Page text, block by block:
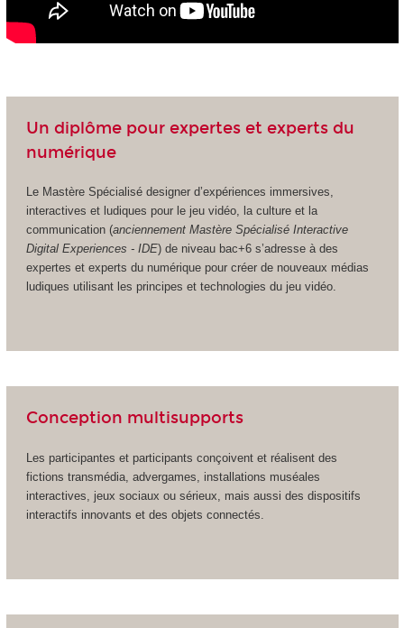
Un diplôme pour expertes et experts du
numérique
Le Mastère Spécialisé designer d’expériences immersives,
interactives et ludiques pour le jeu vidéo, la culture et la
communication (anciennement Mastère Spécialisé Interactive
Digital Experiences - IDE) de niveau bac+6 s’adresse à des
expertes et experts du numérique pour créer de nouveaux médias
ludiques utilisant les principes et technologies du jeu vidéo.
Conception multisupports
Les participantes et participants conçoivent et réalisent des
fictions transmédia, advergames, installations muséales
interactives, jeux sociaux ou sérieux, mais aussi des dispositifs
interactifs innovants et des objets connectés.